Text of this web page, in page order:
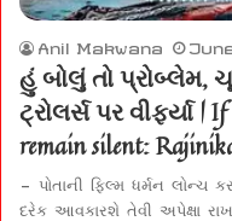
Anil Makwana
હું બોલું તો પ્રોબ્લેમ,
ટ્રોલર્સ પર વીફર્યા |
remain silent:
– પોતાની ફિલ્મ ધર્મન લોન્ચ
દરેક આવકારશે તેવી અપેક્ષા